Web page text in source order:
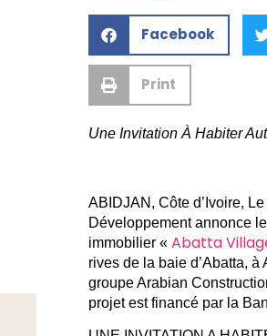
Facebook
Print
Une Invitation À Habiter
ABIDJAN, Côte d’Ivoire,
Développementannonce
immobilier « Abatta
rives de la baie d’Abatta, à
groupe Arabian
projet estfinancé par la